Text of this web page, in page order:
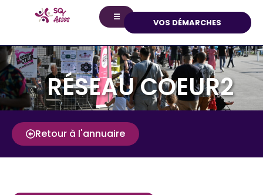
☰
VOS DÉMARCHES
RÉSEAU COEUR2
Retour à l'annuaire